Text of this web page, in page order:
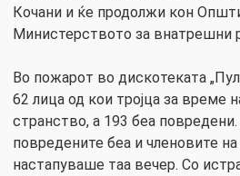
Кочани и ќе продолжи кон
Министерството за внатрешни
Во пожарот во дискотеката
62 лица од кои тројца за време
странство, а 193 беа
повредените беа и членовите
настапуваше таа вечер. Со